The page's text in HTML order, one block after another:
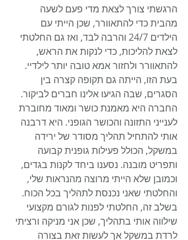
הרגשתי צורך לצאת מדי פעם לשעה
מהבית כדי להתאוורר, שכן הייתי עם
הילדים 24/7 והרבה לבד, ואז גם החלטתי
לצאת להליכות, כדי לנקות את הראש,
להתאוורר ולחזור אמא טובה יותר לילדיי.
בעת הזו, הייתה גם תקופה קצרה בין
הסגרים, שבה הגיעו אלינו חברים לביקור.
החברה היא מאמנת כושר ומאוד מחוברת
לענייני התזונה והכושר הגופני. היא דרבנה
אותי להתחיל תהליך מסודר של ירידה
במשקל, הכולל פעילות גופנית קבועה
ותפריט מובנה. נסענו ביחד לקנות בגדים,
וכמובן שלא הייתי מרוצה מהנראות שלי,
והחלטתי שאני נכנסת לתהליך בכל הכוח.
בשלב זה, החלטתי לפנות לגורם מקצועי
שילווה אותי בתהליך, שכן אני מניקה ורציתי
לרדת במשקל אך לעשות זאת בצורה